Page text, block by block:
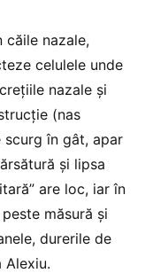
căile nazale,
celulele unde
nazale și
(nas
scurg în gât, apar
și lipsa
are loc, iar în
măsură și
durerile de
Alexiu.